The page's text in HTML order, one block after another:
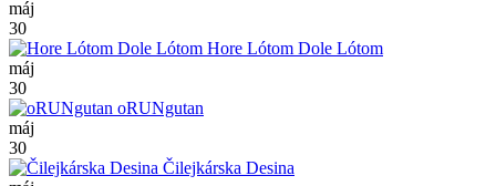
máj
30
Hore Lótom Dole Lótom
máj
30
oRUNgutan
máj
30
Čilejkárska Desina